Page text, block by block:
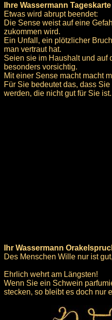
Ihre Wassermann
Etwas wird abrupt beendet:
Die Sense weist auf eine
zukommen wird.
Ein Unfall, ein plötzlicher
man vertraut hat.
Seien sie im Haushalt und auf
besonders vorsichtig.
Mit einer Sense macht macht
Für Sie bedeutet das, dass
werden, die nicht gut für Sie ist.
Ihr Wassermann
Des Menschen Wille nur ist
Ehrlich wehrt am Längsten!
Wenn Sie ein Schwein
stecken, so bleibt es doch nur